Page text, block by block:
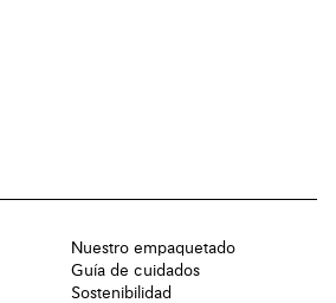
Nuestro empaquetado
Guía de cuidados
Sostenibilidad